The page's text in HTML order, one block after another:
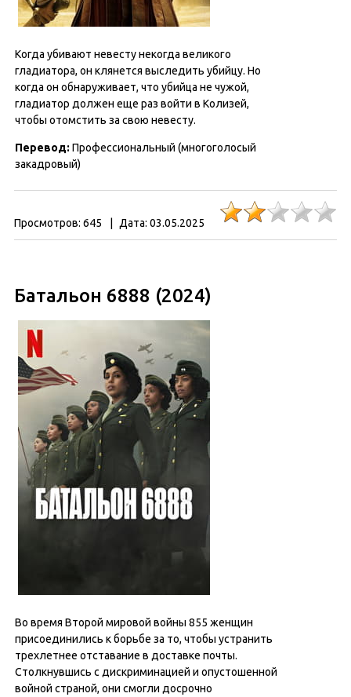
Когда убивают невесту некогда великого
гладиатора, он клянется выследить убийцу. Но
когда он обнаруживает, что убийца не чужой,
гладиатор должен еще раз войти в Колизей,
чтобы отомстить за свою невесту.
Перевод: Профессиональный (многоголосый
закадровый)
Просмотров: 645 Дата: 03.05.2025
Батальон 6888 (2024)
Во время Второй мировой войны 855 женщин
присоединились к борьбе за то, чтобы устранить
трехлетнее отставание в доставке почты.
Столкнувшись с дискриминацией и опустошенной
войной страной, они смогли досрочно